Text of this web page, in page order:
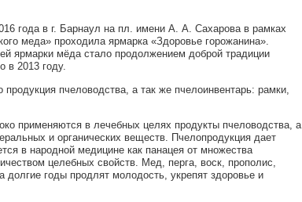
года в г. Барнаул на пл. имени А. А. Сахарова в рамках
меда» проходила ярмарка «Здоровье горожанина».
ярмарки мёда стало продолжением доброй традиции
в 2013 году.
пчеловодства, а так же пчелоинвентарь: рамки,
применяются в лечебных целях продукты пчеловодства, а
и органических веществ. Пчелопродукция дает
в народной медицине как панацея от множества
целебных свойств. Мед, перга, воск, прополис,
долгие годы продлят молодость, укрепят здоровье и